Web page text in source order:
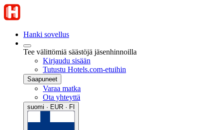
Hanki sovellus
Tee välittömiä säästöjä jäsenhinnoilla
Kirjaudu sisään
Tutustu Hotels.com-etuihin
Saapuneet
Varaa matka
Ota yhteyttä
suomi · EUR · FI